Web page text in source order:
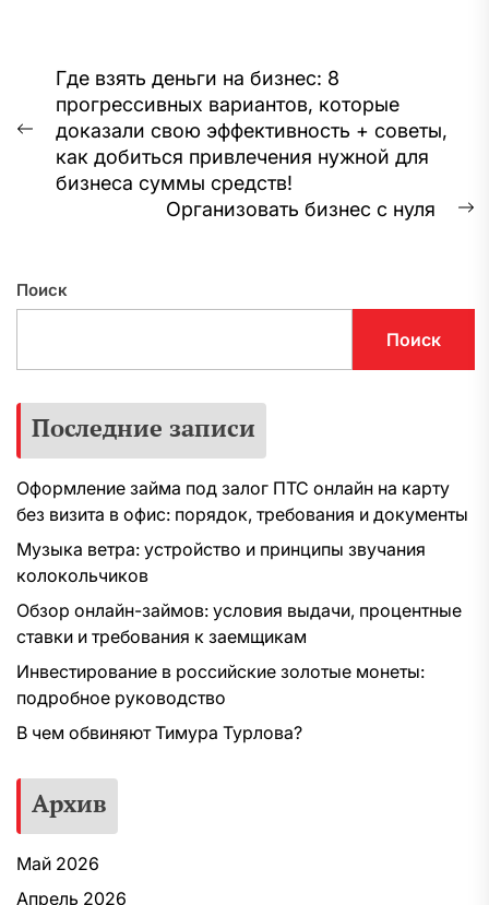
Навигация
по
записям
Предыдущая
запись:
Где взять деньги на бизнес: 8
прогрессивных вариантов, которые
доказали свою эффективность + советы,
как добиться привлечения нужной для
бизнеса суммы средств!
Организовать бизнес с нуля
Поиск
Поиск
Последние записи
Оформление займа под залог ПТС онлайн на карту
без визита в офис: порядок, требования и документы
Музыка ветра: устройство и принципы звучания
колокольчиков
Обзор онлайн-займов: условия выдачи, процентные
ставки и требования к заемщикам
Инвестирование в российские золотые монеты:
подробное руководство
В чем обвиняют Тимура Турлова?
Архив
Май 2026
Апрель 2026